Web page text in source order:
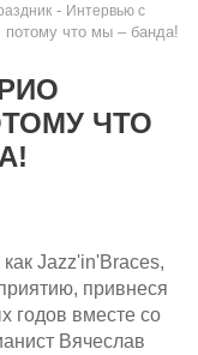
- Интервью с
что мы – банда!
ЧТО
Jazz'in'Braces,
привнеся
годов вместе со
Вячеслав